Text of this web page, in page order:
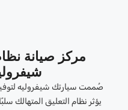
مركز صيانة
صُممت سيارتك شيفروليه
يؤثر نظام التعليق المتهالك